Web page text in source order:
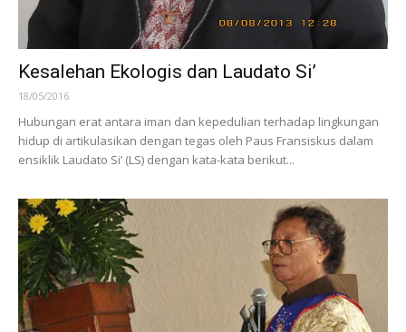
Kesalehan Ekologis dan Laudato Si’
18/05/2016
Hubungan erat antara iman dan kepedulian terhadap lingkungan
hidup di artikulasikan dengan tegas oleh Paus Fransiskus dalam
ensiklik Laudato Si’ (LS) dengan kata-kata berikut...